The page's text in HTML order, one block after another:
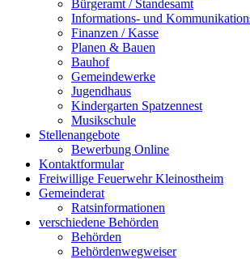
Bürgeramt / Standesamt
Informations- und
Finanzen / Kasse
Planen & Bauen
Bauhof
Gemeindewerke
Jugendhaus
Kindergarten Spatzennest
Musikschule
Stellenangebote
Bewerbung Online
Kontaktformular
Freiwillige Feuerwehr Kleinostheim
Gemeinderat
Ratsinformationen
verschiedene Behörden
Behörden
Behördenwegweiser